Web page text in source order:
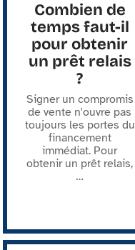
Combien de
temps faut-il
pour obtenir
un prêt relais
?
Signer un compromis
de vente n'ouvre pas
toujours les portes du
financement
immédiat. Pour
obtenir un prêt relais,
…